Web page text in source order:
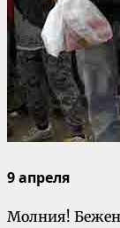
9 апреля
Молния!